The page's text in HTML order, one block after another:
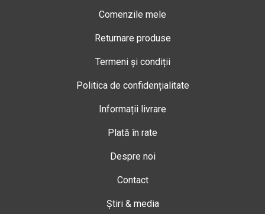
Comenzile mele
Returnare produse
Termeni și condiții
Politica de confidențialitate
Informații livrare
Plată în rate
Despre noi
Contact
Știri & media